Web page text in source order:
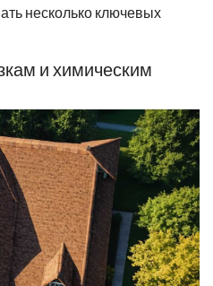
несколько ключевых
и химическим